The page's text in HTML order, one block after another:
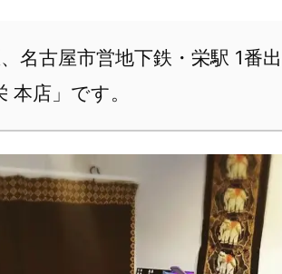
名古屋市営地下鉄・栄駅 1番
本店」です。